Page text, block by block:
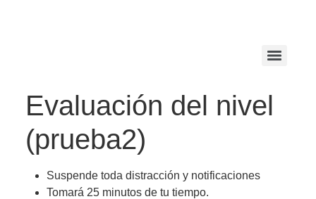
Evaluación del nivel
(prueba2)
Suspende toda distracción y notificaciones
Tomará 25 minutos de tu tiempo.